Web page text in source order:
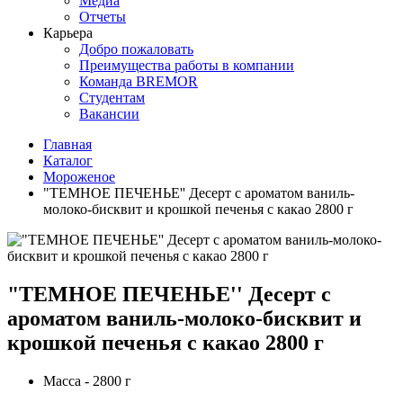
Отчеты
Карьера
Добро пожаловать
Преимущества работы в компании
Команда BREMOR
Студентам
Вакансии
Главная
Каталог
Мороженое
"ТЕМНОЕ ПЕЧЕНЬЕ'' Десерт с ароматом ваниль-
молоко-бисквит и крошкой печенья с какао 2800 г
"ТЕМНОЕ ПЕЧЕНЬЕ'' Десерт с
ароматом ваниль-молоко-бисквит и
крошкой печенья с какао 2800 г
Масса - 2800 г